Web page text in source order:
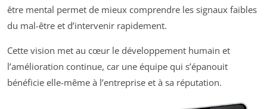
être mental permet de mieux comprendre les signaux faibles
du mal-être et d’intervenir rapidement.
Cette vision met au cœur le développement humain et
l’amélioration continue, car une équipe qui s’épanouit
bénéficie elle-même à l’entreprise et à sa réputation.